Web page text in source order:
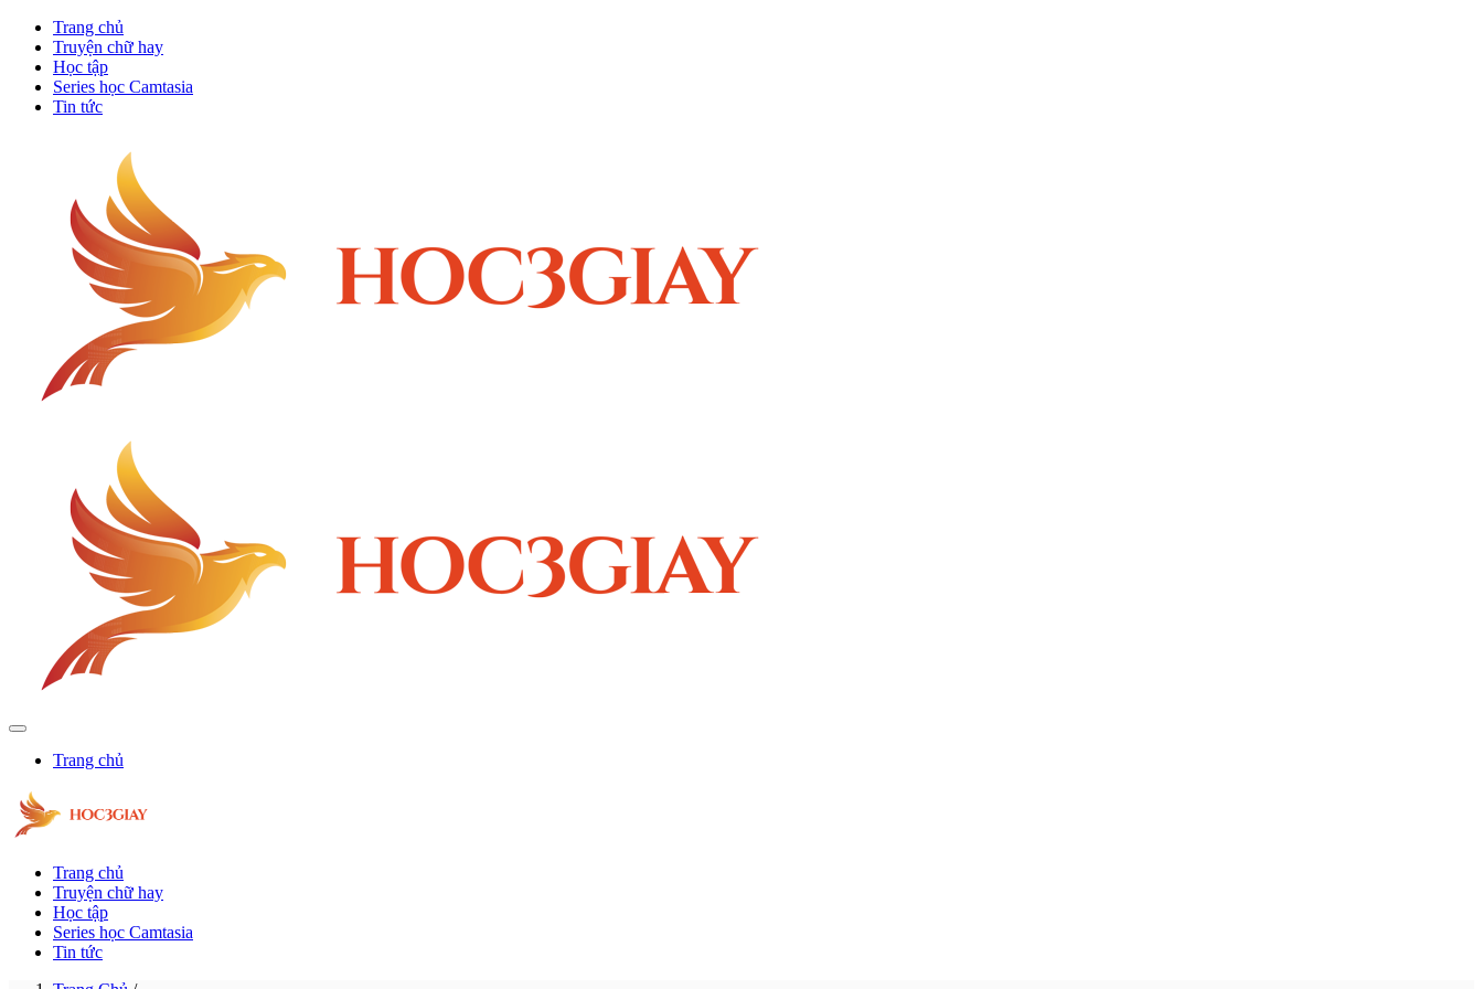
Trang chủ
Truyện chữ hay
Học tập
Series học Camtasia
Tin tức
Trang chủ
Trang chủ
Truyện chữ hay
Học tập
Series học Camtasia
Tin tức